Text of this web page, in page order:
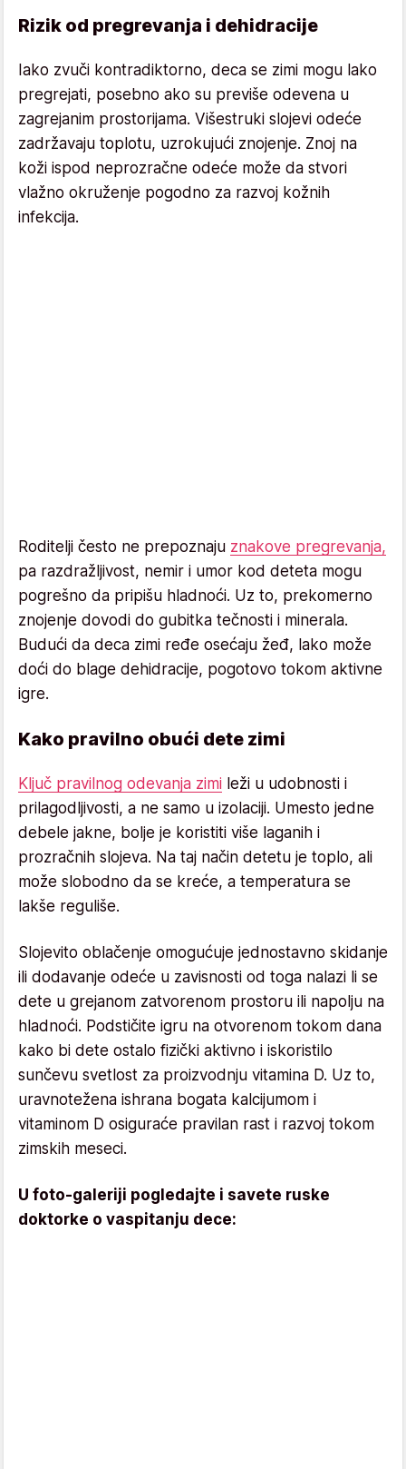
Rizik od pregrevanja i dehidracije
Iako zvuči kontradiktorno, deca se zimi mogu lako
pregrejati, posebno ako su previše odevena u
zagrejanim prostorijama. Višestruki slojevi odeće
zadržavaju toplotu, uzrokujući znojenje. Znoj na
koži ispod neprozračne odeće može da stvori
vlažno okruženje pogodno za razvoj kožnih
infekcija.
Roditelji često ne prepoznaju znakove pregrevanja,
pa razdražljivost, nemir i umor kod deteta mogu
pogrešno da pripišu hladnoći. Uz to, prekomerno
znojenje dovodi do gubitka tečnosti i minerala.
Budući da deca zimi ređe osećaju žeđ, lako može
doći do blage dehidracije, pogotovo tokom aktivne
igre.
Kako pravilno obući dete zimi
Ključ pravilnog odevanja zimi leži u udobnosti i
prilagodljivosti, a ne samo u izolaciji. Umesto jedne
debele jakne, bolje je koristiti više laganih i
prozračnih slojeva. Na taj način detetu je toplo, ali
može slobodno da se kreće, a temperatura se
lakše reguliše.
Slojevito oblačenje omogućuje jednostavno skidanje
ili dodavanje odeće u zavisnosti od toga nalazi li se
dete u grejanom zatvorenom prostoru ili napolju na
hladnoći. Podstičite igru na otvorenom tokom dana
kako bi dete ostalo fizički aktivno i iskoristilo
sunčevu svetlost za proizvodnju vitamina D. Uz to,
uravnotežena ishrana bogata kalcijumom i
vitaminom D osiguraće pravilan rast i razvoj tokom
zimskih meseci.
U foto-galeriji pogledajte i savete ruske
doktorke o vaspitanju dece: